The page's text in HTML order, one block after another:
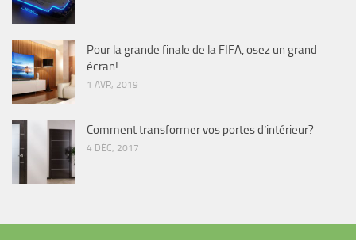
Pour la grande finale de la FIFA, osez un grand
écran!
1 AVR, 2019
Comment transformer vos portes d’intérieur?
4 DÉC, 2017